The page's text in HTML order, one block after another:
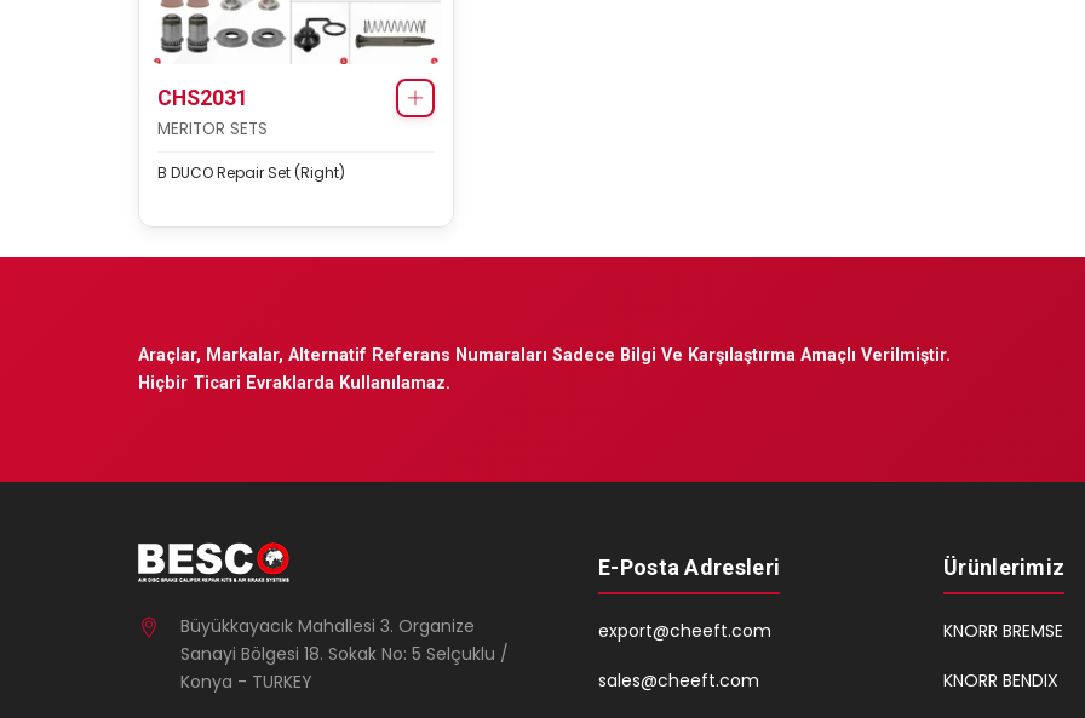
CHS2031
MERITOR SETS
B DUCO Repair Set (Right)
Araçlar, Markalar, Alternatif Referans Numaraları Sadece Bilgi Ve Karşılaştırma Amaçlı Verilmiştir.
Hiçbir Ticari Evraklarda Kullanılamaz.
Büyükkayacık Mahallesi 3. Organize
Sanayi Bölgesi 18. Sokak No: 5 Selçuklu /
Konya - TURKEY
E-Posta Adresleri
export@cheeft.com
sales@cheeft.com
Ürünlerimiz
KNORR BREMSE
KNORR BENDIX